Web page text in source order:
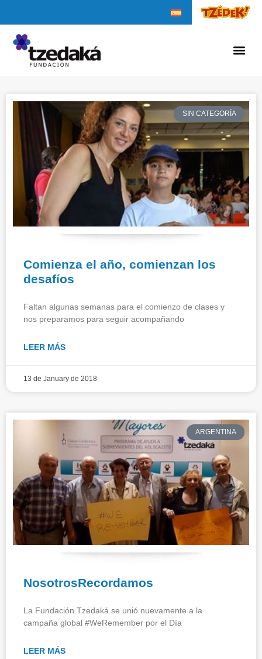
SIN CATEGORÍA
Comienza el año, comienzan los
desafíos
Faltan algunas semanas para el comienzo de clases y
nos preparamos para seguir acompañando
LEER MÁS
13 de January de 2018
ARGENTINA
NosotrosRecordamos
La Fundación Tzedaká se unió nuevamente a la
campaña global #WeRemember por el Día
LEER MÁS